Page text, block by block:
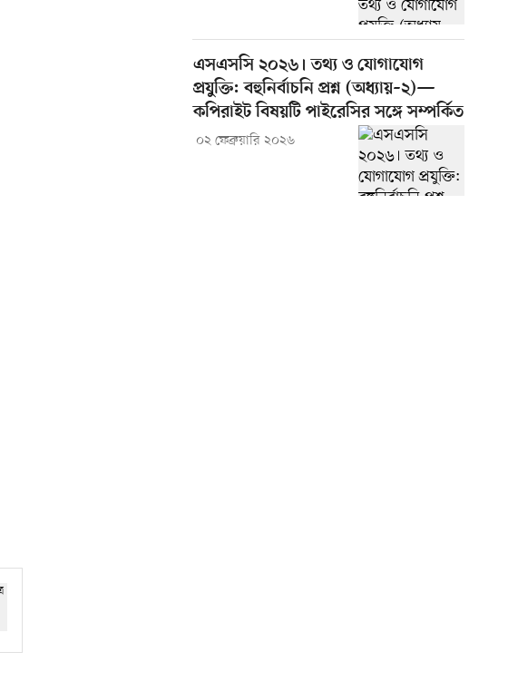
এসএসসি ২০২৬। তথ্য ও যোগাযোগ
প্রযুক্তি: বহুনির্বাচনি প্রশ্ন (অধ্যায়–২)—
কপিরাইট বিষয়টি পাইরেসির সঙ্গে সম্পর্কিত
০২ ফেব্রুয়ারি ২০২৬